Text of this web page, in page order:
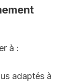
à :
adaptés à